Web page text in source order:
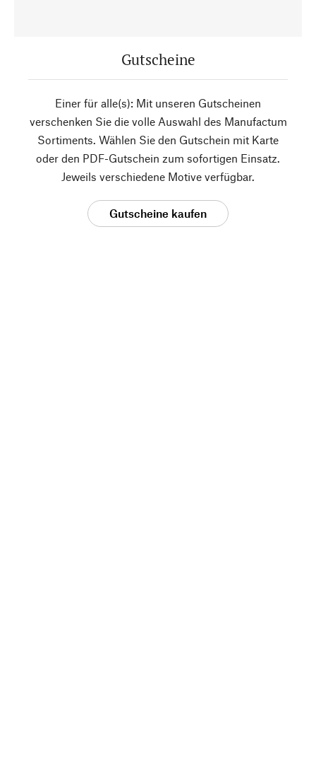
Gutscheine
Einer für alle(s): Mit unseren Gutscheinen
verschenken Sie die volle Auswahl des Manufactum
Sortiments. Wählen Sie den Gutschein mit Karte
oder den PDF-Gutschein zum sofortigen Einsatz.
Jeweils verschiedene Motive verfügbar.
Gutscheine kaufen